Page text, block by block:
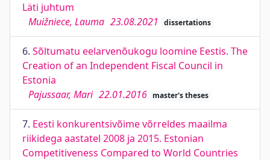
Läti juhtum
Muižniece, Lauma 23.08.2021 dissertations
6. Sõltumatu eelarvenõukogu loomine Eestis. The
Creation of an Independent Fiscal Council in
Estonia
Pajussaar, Mari 22.01.2016 master's theses
7. Eesti konkurentsivõime võrreldes maailma
riikidega aastatel 2008 ja 2015. Estonian
Competitiveness Compared to World Countries